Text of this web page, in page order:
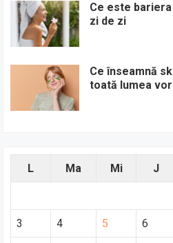
Ce este
zi de zi
Ce înseamnă
toată lumea
L Ma Mi J
3 4 5 6